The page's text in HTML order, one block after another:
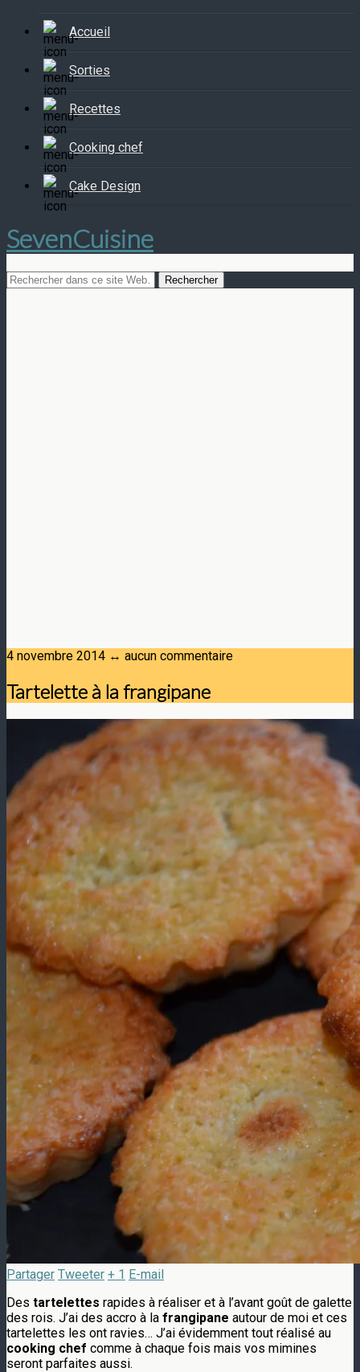
Accueil
Sorties
Recettes
Cooking chef
Cake Design
SevenCuisine
4 novembre 2014 ↔ aucun commentaire
Tartelette à la frangipane
Partager Tweeter + 1 E-mail
Des tartelettes rapides à réaliser et à l’avant goût de galette
des rois. J’ai des accro à la frangipane autour de moi et ces
tartelettes les ont ravies… J’ai évidemment tout réalisé au
cooking chef comme à chaque fois mais vos mimines
seront parfaites aussi.